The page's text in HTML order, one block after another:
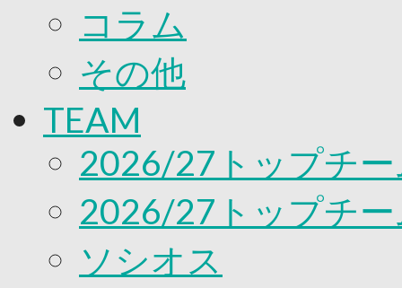
パートナー募集
クラブ理念
クラブ情報
サステナビリティ
応援プロジェクト
コラム
その他
TEAM
2026/27トップチ
2026/27トップチ
ソシオス